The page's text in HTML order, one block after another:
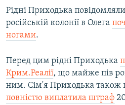
Рідні Приходька
російській колонії в Олега
ногами.
Перед цим рідні Приходька
Крим.Реалії, що майже пів
ним. Сім'я Приходька також
повністю виплатила штраф